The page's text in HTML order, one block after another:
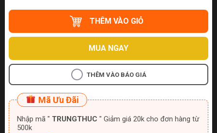
THÊM VÀO GIỎ
MUA NGAY
THÊM VÀO BÁO GIÁ
Mã Ưu Đãi
Nhập mã " TRUNGTHUC " Giảm giá 20k cho đơn hàng từ
500k